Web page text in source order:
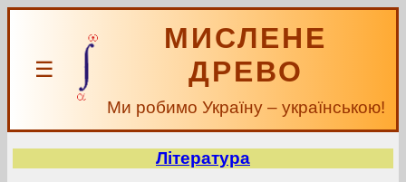
☰
МИСЛЕНЕ
ДРЕВО
Ми робимо Україну – українською!
Література